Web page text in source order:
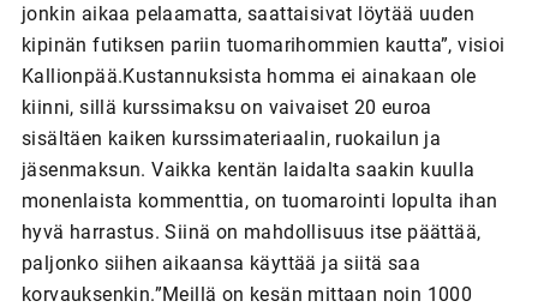
jonkin aikaa pelaamatta, saattaisivat löytää uuden
kipinän futiksen pariin tuomarihommien kautta”, visioi
Kallionpää.Kustannuksista homma ei ainakaan ole
kiinni, sillä kurssimaksu on vaivaiset 20 euroa
sisältäen kaiken kurssimateriaalin, ruokailun ja
jäsenmaksun. Vaikka kentän laidalta saakin kuulla
monenlaista kommenttia, on tuomarointi lopulta ihan
hyvä harrastus. Siinä on mahdollisuus itse päättää,
paljonko siihen aikaansa käyttää ja siitä saa
korvauksenkin.”Meillä on kesän mittaan noin 1000